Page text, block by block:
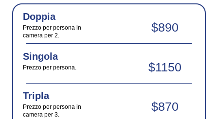
Doppia
Prezzo per persona in
camera per 2.
$890
Singola
Prezzo per persona. $1150
Tripla
Prezzo per persona in
camera per 3.
$870